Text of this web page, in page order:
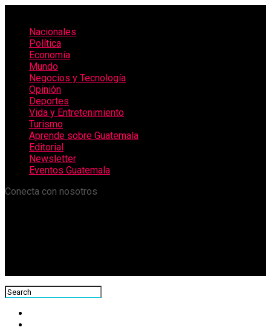
Nacionales
Política
Economía
Mundo
Negocios y Tecnología
Opinión
Deportes
Vida y Entretenimiento
Turismo
Aprende sobre Guatemala
Editorial
Newsletter
Eventos Guatemala
Conecta con nosotros